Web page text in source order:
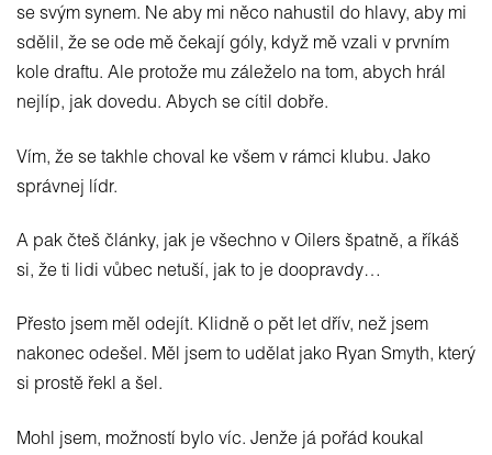
se svým synem. Ne aby mi něco nahustil do hlavy, aby mi
sdělil, že se ode mě čekají góly, když mě vzali v prvním
kole draftu. Ale protože mu záleželo na tom, abych hrál
nejlíp, jak dovedu. Abych se cítil dobře.
Vím, že se takhle choval ke všem v rámci klubu. Jako
správnej lídr.
A pak čteš články, jak je všechno v Oilers špatně, a říkáš
si, že ti lidi vůbec netuší, jak to je doopravdy…
Přesto jsem měl odejít. Klidně o pět let dřív, než jsem
nakonec odešel. Měl jsem to udělat jako Ryan Smyth, který
si prostě řekl a šel.
Mohl jsem, možností bylo víc. Jenže já pořád koukal